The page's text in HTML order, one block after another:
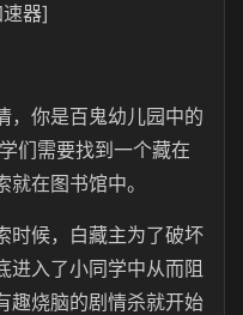
器]
，你是百鬼幼儿园中的
们需要找到一个藏在
在图书馆中。
时候，白藏主为了破坏
进入了小同学中从而阻
趣烧脑的剧情杀就开始